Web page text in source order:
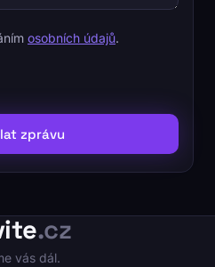
osobních údajů.
zprávu
.cz
vás dál.